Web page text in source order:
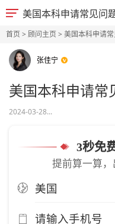
美国本科申请常见问
首页> 顾问主页> 美国本科申请
张佳宁
美国本科申请常
2024-03-28...
3秒免
提前算一算，